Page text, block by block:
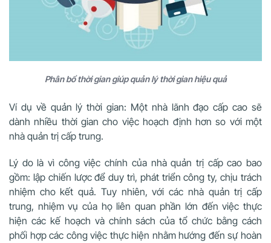
Phân bổ thời gian giúp quản lý thời gian hiệu quả
Ví dụ về quản lý thời gian: Một nhà lãnh đạo cấp cao sẽ
dành nhiều thời gian cho việc hoạch định hơn so với một
nhà quản trị cấp trung.
Lý do là vì công việc chính của nhà quản trị cấp cao bao
gồm: lập chiến lược để duy trì, phát triển công ty, chịu trách
nhiệm cho kết quả. Tuy nhiên, với các nhà quản trị cấp
trung, nhiệm vụ của họ liên quan phần lớn đến việc thực
hiện các kế hoạch và chính sách của tổ chức bằng cách
phối hợp các công việc thực hiện nhằm hướng đến sự hoàn